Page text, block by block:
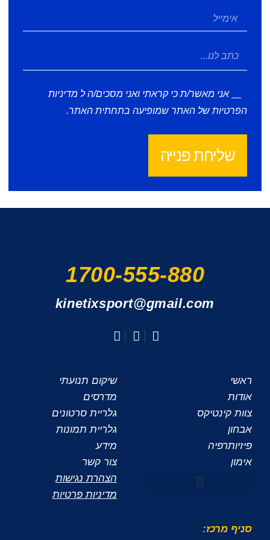
אני מאשר/ת כי קראתי ואני מסכים/ה ל מדיניות
הפרטיות של האתר שמופיעה בתחתית האתר.
שליחת פנייה
1700-555-880
kinetixsport@gmail.com
ראשי
אודות
צוות קינטיקס
אבחון
פיזיותרפיה
אימון
שיקום תנועתי
מדרסים
גלריית סרטונים
גלריית תמונות
מידע
צור קשר
הצהרת נגישות
מדיניות פרטיות
סניף מרכז: